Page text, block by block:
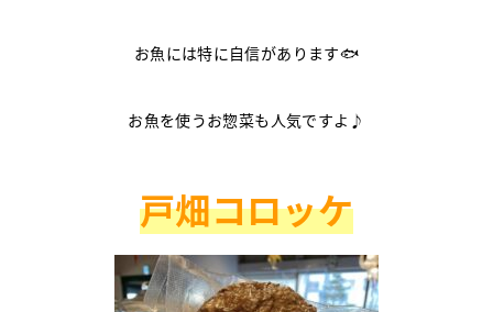
お魚には特に自信があります🐟
お魚を使うお惣菜も人気ですよ♪
戸畑コロッケ